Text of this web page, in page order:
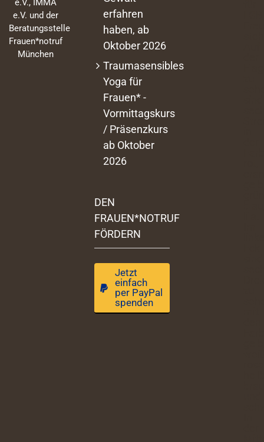
e.V., IMMA
e.V. und der
Beratungsstelle
Frauen*notruf
München
erfahren
haben, ab
Oktober 2026
Traumasensibles
Yoga für
Frauen* -
Vormittagskurs
/ Präsenzkurs
ab Oktober
2026
DEN
FRAUEN*NOTRUF
FÖRDERN
Jetzt
einfach
per PayPal
spenden